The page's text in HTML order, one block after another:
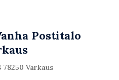
Postitalo
78250 Varkaus